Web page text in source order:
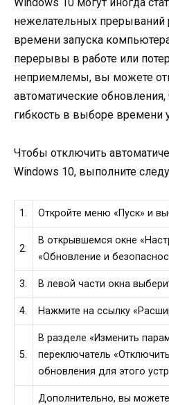
Windows 10 могут иногда
нежелательных прерываний
времени запуска
перерывы в работе или
неприемлемы, вы можете
автоматические
гибкость в выборе времени
Чтобы отключить
Windows 10, выполните
1. Откройте меню «Пуск» и
2.
В открывшемся окне
«Обновление и
3. В левой части окна
4. Нажмите на ссылку
5.
В разделе «Изменить
переключатель
обновления для этого
Дополнительно, вы